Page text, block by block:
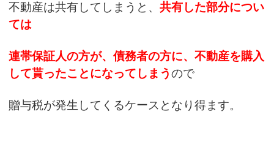
不動産は共有してしまうと、共有した部分につい
ては
連帯保証人の方が、債務者の方に、不動産を購入
して貰ったことになってしまうので
贈与税が発生してくるケースとなり得ます。